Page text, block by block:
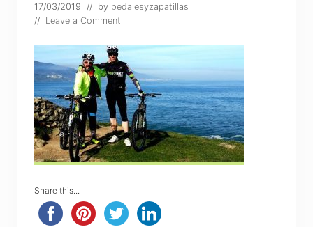
17/03/2019 // by pedalesyzapatillas
// Leave a Comment
Share this...